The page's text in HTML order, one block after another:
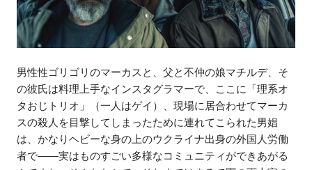
男性性ゴリゴリのマーカスと、父と不仲の娘マチルデ、そ
の彼氏は料理上手なインスタグラマーで、ここに「理系オ
タおじトリオ」（一人はゲイ）、現場に居合わせてマーカ
スの殺人を目撃してしまったために連れてこられた男娼
は、かなりヘビーな身の上のウクライナ出身の外国人労働
者で――実はものすごい多様なコミュニティができあがる